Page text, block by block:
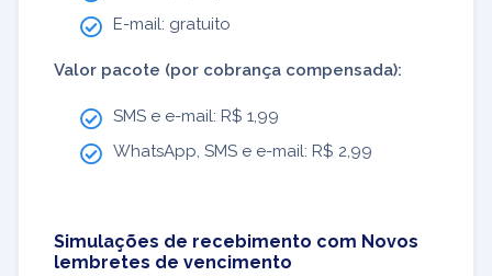
E-mail: gratuito
Valor pacote (por cobrança compensada):
SMS e e-mail: R$ 1,99
WhatsApp, SMS e e-mail: R$ 2,99
Simulações de recebimento com Novos
lembretes de vencimento